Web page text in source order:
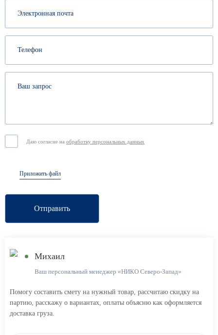
Даю согласие на обработку персональных данных
Приложить файл
Отправить
Михаил
Ваш персональный менеджер «НИКО Северо-Запад»
Помогу составить смету на нужный товар, рассчитаю скидку на
партию, расскажу о вариантах, оплаты объясню как оформляется
доставка груза.